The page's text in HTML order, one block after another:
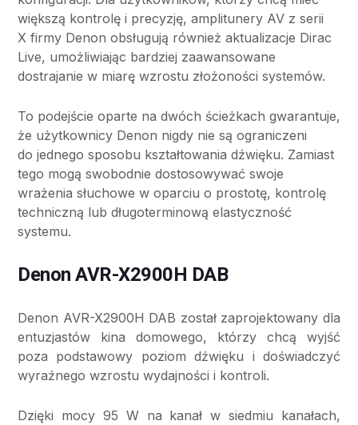
większą kontrolę i precyzję, amplitunery AV z serii
X firmy Denon obsługują również aktualizacje Dirac
Live, umożliwiając bardziej zaawansowane
dostrajanie w miarę wzrostu złożoności systemów.
To podejście oparte na dwóch ścieżkach gwarantuje,
że użytkownicy Denon nigdy nie są ograniczeni
do jednego sposobu kształtowania dźwięku. Zamiast
tego mogą swobodnie dostosowywać swoje
wrażenia słuchowe w oparciu o prostotę, kontrolę
techniczną lub długoterminową elastyczność
systemu.
Denon AVR-X2900H DAB
Denon AVR-X2900H DAB został zaprojektowany dla
entuzjastów kina domowego, którzy chcą wyjść
poza podstawowy poziom dźwięku i doświadczyć
wyraźnego wzrostu wydajności i kontroli.
Dzięki mocy 95 W na kanał w siedmiu kanałach,